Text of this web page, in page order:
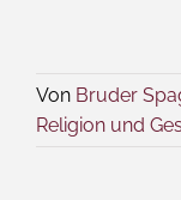
Von Bruder
Religion und